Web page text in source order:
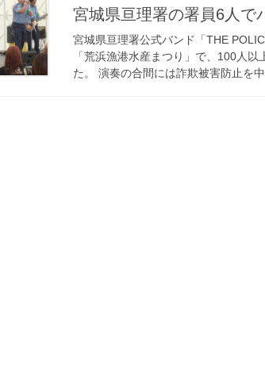
宮城県亘理署の署員6人
宮城県亘理署公式バンド「THE
「荒浜漁港水産まつり」で、100人
た。 演奏の合間には詐欺被害防止を